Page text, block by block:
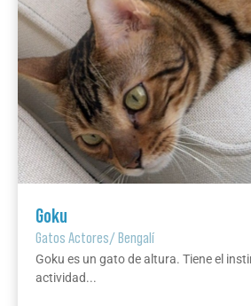
Goku
Gatos Actores/Bengalí
Goku es un gato de altura. Tiene el
actividad...